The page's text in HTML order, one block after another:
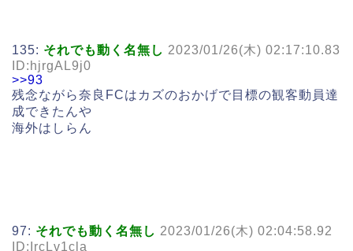
135: それでも動く名無し 2023/01/26(木) 02:17:10.83
ID:hjrgAL9j0
>>93
残念ながら奈良FCはカズのおかげで目標の観客動員達
成できたんや
海外はしらん
97: それでも動く名無し 2023/01/26(木) 02:04:58.92
ID:IrcLv1cla